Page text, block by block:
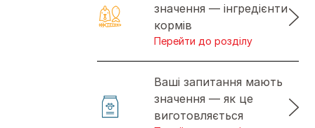
значення — інгредієнти
кормів
Перейти до розділу
Ваші запитання мають
значення — як це
виготовляється